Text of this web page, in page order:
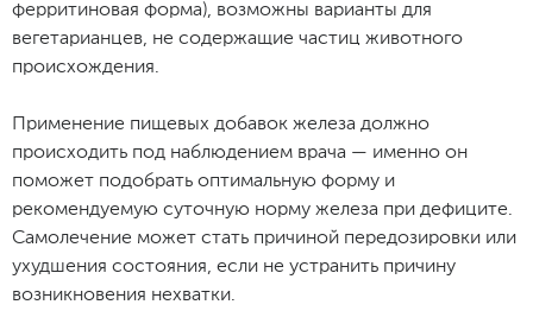
ферритиновая форма), возможны варианты для
вегетарианцев, не содержащие частиц животного
происхождения.
Применение пищевых добавок железа должно
происходить под наблюдением врача — именно он
поможет подобрать оптимальную форму и
рекомендуемую суточную норму железа при дефиците.
Самолечение может стать причиной передозировки или
ухудшения состояния, если не устранить причину
возникновения нехватки.